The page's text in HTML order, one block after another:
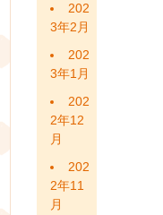
202
3年2月
202
3年1月
202
2年12
月
202
2年11
月